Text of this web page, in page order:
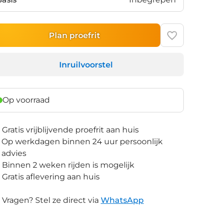
Plan proefrit
Inruilvoorstel
Op voorraad
Gratis vrijblijvende proefrit aan huis
Op werkdagen binnen 24 uur persoonlijk
advies
Binnen 2 weken rijden is mogelijk
Gratis aflevering aan huis
Vragen? Stel ze direct via WhatsApp